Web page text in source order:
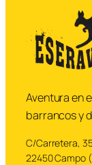
Aventura en
barrancos y
C/Carretera,
22450 Campo